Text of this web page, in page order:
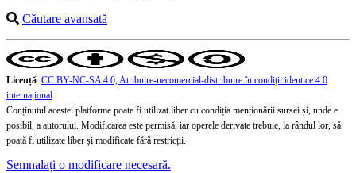
Căutare avansată
Licență: CC BY-NC-SA 4.0, Atribuire-necomercial-distribuire în condiţii identice 4.0
internațional
Conținutul acestei platforme poate fi utilizat liber cu condiția menționării sursei și, unde e
posibil, a autorului. Modificarea este permisă, iar operele derivate trebuie, la rândul lor, să
poată fi utilizate liber și modificate fără restricții.
Semnalați o modificare necesară.